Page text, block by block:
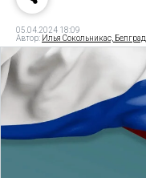
05.04.2024 18:09
Автор: Илья Сокольникас, Белград